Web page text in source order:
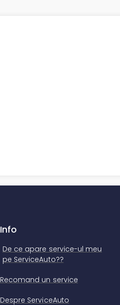
Info
De ce apare service-ul meu
pe ServiceAuto??
Recomand un service
Despre ServiceAuto